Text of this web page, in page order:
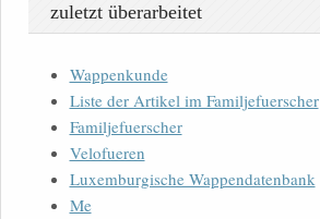
zuletzt überarbeitet
Wappenkunde
Liste der Artikel im Familjefuerscher
Familjefuerscher
Velofueren
Luxemburgische Wappendatenbank
Me